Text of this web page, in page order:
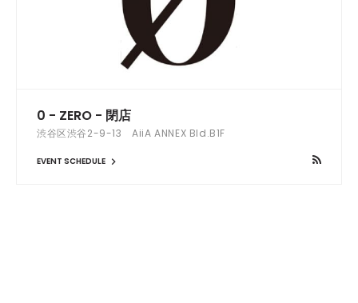
0 - ZERO - 閉店
渋谷区渋谷2-9-13 AiiA ANNEX Bld.B1F
EVENT SCHEDULE